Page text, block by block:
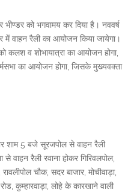
को भगवामय कर दिया है। नववर्ष
में वाहन रैली का आयोजन किया जायेगा।
कलश व शोभायात्रा का आयोजन होगा,
का आयोजन होगा, जिसके मुख्यवक्ता
शाम 5 बजे सूरजपोल से वाहन रैली
वाहन रैली रवाना होकर गिरिवलपोल,
रावलीपोल चौक, सदर बाजार, मोचीवाड़ा,
कुम्हारवाड़ा, लोहे के कारखाने वाली